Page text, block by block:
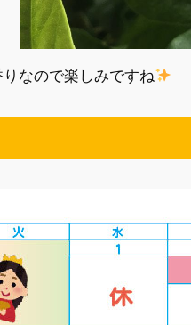
なので楽しみですね